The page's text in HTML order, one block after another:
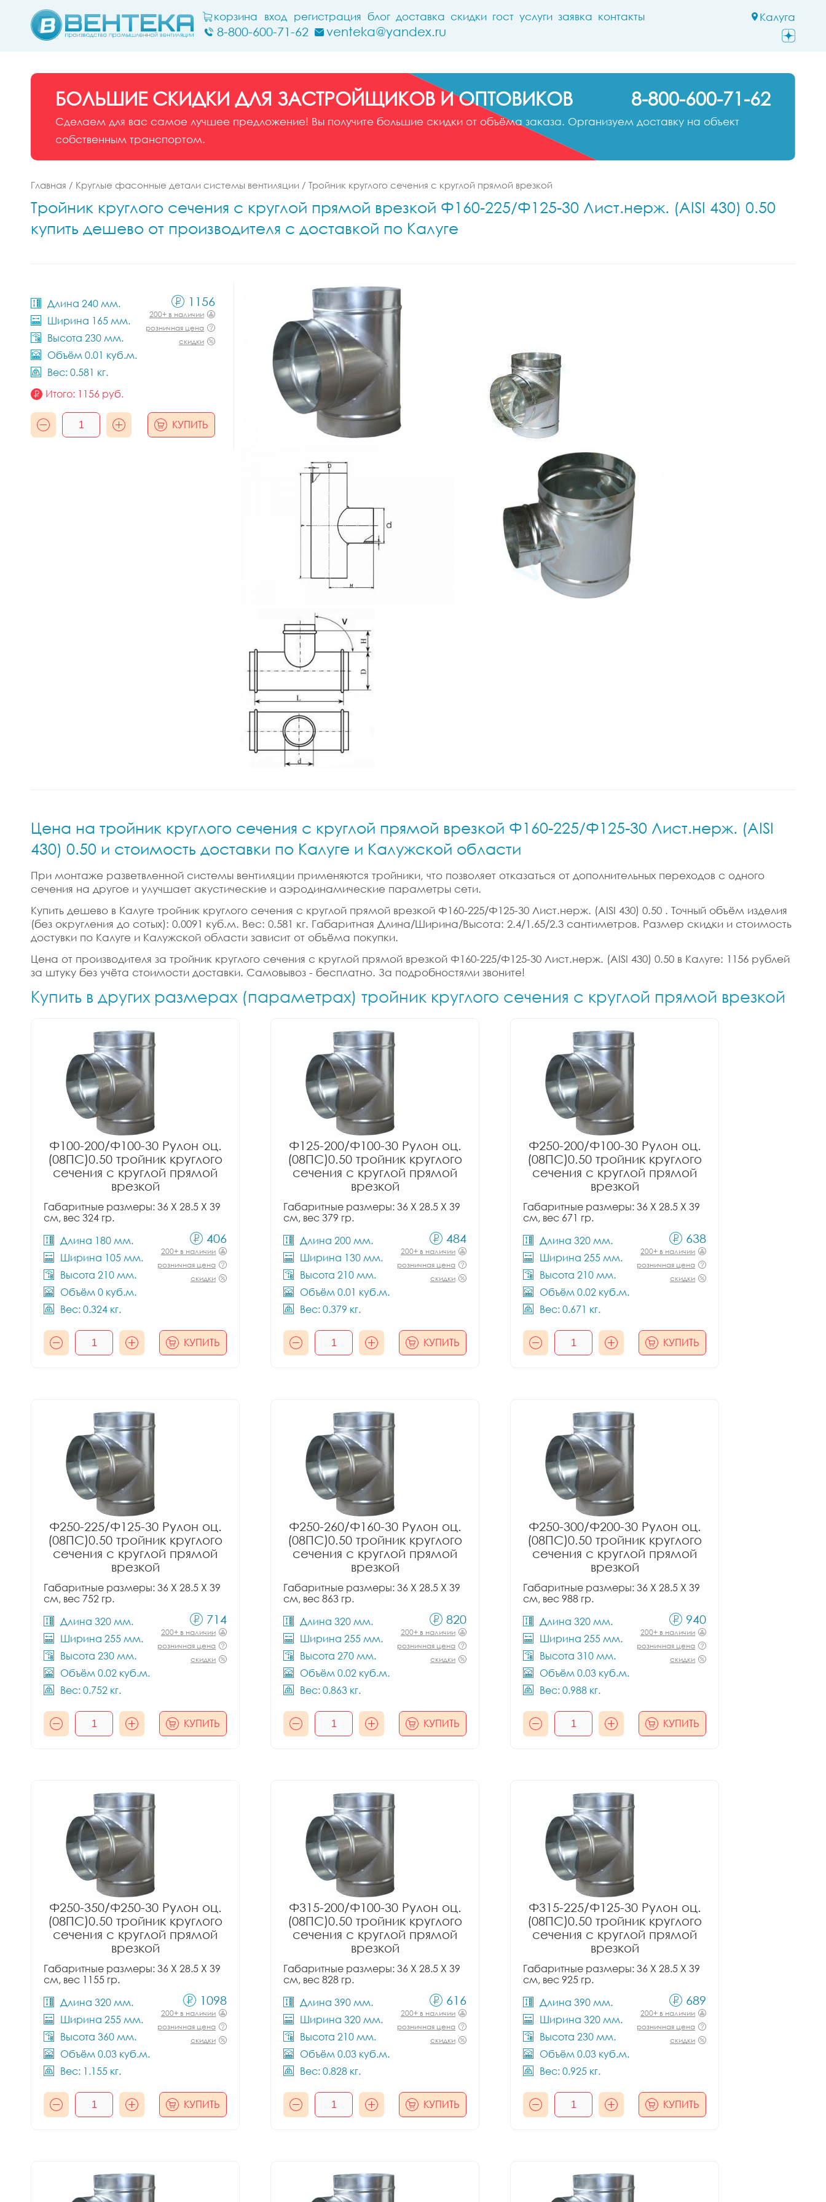
Калуга
корзина вход регистрация блог доставка скидки гост услуги заявка контакты
8-800-600-71-62 venteka@yandex.ru
БОЛЬШИЕ СКИДКИ ДЛЯ ЗАСТРОЙЩИКОВ И ОПТОВИКОВ 8-800-600-71-62
Сделаем для вас самое лучшее предложение! Вы получите большие скидки от объёма заказа. Организуем доставку на объект
собственным транспортом.
Главная / Круглые фасонные детали системы вентиляции / Тройник круглого сечения с круглой прямой врезкой
Тройник круглого сечения с круглой прямой врезкой Ф160-225/Ф125-30 Лист.нерж. (AISI 430) 0.50
купить дешево от производителя с доставкой по Калуге
Длина 240 мм.
Ширина 165 мм.
Высота 230 мм.
Объём 0.01 куб.м.
Вес: 0.581 кг.
1156
200+ в наличии
розничная цена
скидки
Итого: 1156 руб.
КУПИТЬ
Цена на тройник круглого сечения с круглой прямой врезкой Ф160-225/Ф125-30 Лист.нерж. (AISI
430) 0.50 и стоимость доставки по Калуге и Калужской области
При монтаже разветвленной системы вентиляции применяются тройники, что позволяет отказаться от дополнительных переходов с одного
сечения на другое и улучшает акустические и аэродинамические параметры сети.
Купить дешево в Калуге тройник круглого сечения с круглой прямой врезкой Ф160-225/Ф125-30 Лист.нерж. (AISI 430) 0.50 . Точный объём изделия
(без округления до сотых): 0.0091 куб.м. Вес: 0.581 кг. Габаритная Длина/Ширина/Высота: 2.4/1.65/2.3 сантиметров. Размер скидки и стоимость
достувки по Калуге и Калужской области зависит от объёма покупки.
Цена от производителя за тройник круглого сечения с круглой прямой врезкой Ф160-225/Ф125-30 Лист.нерж. (AISI 430) 0.50 в Калуге: 1156 рублей
за штуку без учёта стоимости доставки. Самовывоз - бесплатно. За подробностями звоните!
Купить в других размерах (параметрах) тройник круглого сечения с круглой прямой врезкой
Ф100-200/Ф100-30 Рулон оц.
(08ПС)0.50 тройник круглого
сечения с круглой прямой
врезкой
Габаритные размеры: 36 X 28.5 X 39
см, вес 324 гр.
Длина 180 мм.
Ширина 105 мм.
Высота 210 мм.
Объём 0 куб.м.
Вес: 0.324 кг.
406
200+ в наличии
розничная цена
скидки
КУПИТЬ
Ф125-200/Ф100-30 Рулон оц.
(08ПС)0.50 тройник круглого
сечения с круглой прямой
врезкой
Габаритные размеры: 36 X 28.5 X 39
см, вес 379 гр.
Длина 200 мм.
Ширина 130 мм.
Высота 210 мм.
Объём 0.01 куб.м.
Вес: 0.379 кг.
484
200+ в наличии
розничная цена
скидки
КУПИТЬ
Ф250-200/Ф100-30 Рулон оц.
(08ПС)0.50 тройник круглого
сечения с круглой прямой
врезкой
Габаритные размеры: 36 X 28.5 X 39
см, вес 671 гр.
Длина 320 мм.
Ширина 255 мм.
Высота 210 мм.
Объём 0.02 куб.м.
Вес: 0.671 кг.
638
200+ в наличии
розничная цена
скидки
КУПИТЬ
Ф250-225/Ф125-30 Рулон оц.
(08ПС)0.50 тройник круглого
сечения с круглой прямой
врезкой
Габаритные размеры: 36 X 28.5 X 39
см, вес 752 гр.
Длина 320 мм.
Ширина 255 мм.
Высота 230 мм.
Объём 0.02 куб.м.
Вес: 0.752 кг.
714
200+ в наличии
розничная цена
скидки
КУПИТЬ
Ф250-260/Ф160-30 Рулон оц.
(08ПС)0.50 тройник круглого
сечения с круглой прямой
врезкой
Габаритные размеры: 36 X 28.5 X 39
см, вес 863 гр.
Длина 320 мм.
Ширина 255 мм.
Высота 270 мм.
Объём 0.02 куб.м.
Вес: 0.863 кг.
820
200+ в наличии
розничная цена
скидки
КУПИТЬ
Ф250-300/Ф200-30 Рулон оц.
(08ПС)0.50 тройник круглого
сечения с круглой прямой
врезкой
Габаритные размеры: 36 X 28.5 X 39
см, вес 988 гр.
Длина 320 мм.
Ширина 255 мм.
Высота 310 мм.
Объём 0.03 куб.м.
Вес: 0.988 кг.
940
200+ в наличии
розничная цена
скидки
КУПИТЬ
Ф250-350/Ф250-30 Рулон оц.
(08ПС)0.50 тройник круглого
сечения с круглой прямой
врезкой
Габаритные размеры: 36 X 28.5 X 39
см, вес 1155 гр.
Длина 320 мм.
Ширина 255 мм.
Высота 360 мм.
Объём 0.03 куб.м.
Вес: 1.155 кг.
1098
200+ в наличии
розничная цена
скидки
КУПИТЬ
Ф315-200/Ф100-30 Рулон оц.
(08ПС)0.50 тройник круглого
сечения с круглой прямой
врезкой
Габаритные размеры: 36 X 28.5 X 39
см, вес 828 гр.
Длина 390 мм.
Ширина 320 мм.
Высота 210 мм.
Объём 0.03 куб.м.
Вес: 0.828 кг.
616
200+ в наличии
розничная цена
скидки
КУПИТЬ
Ф315-225/Ф125-30 Рулон оц.
(08ПС)0.50 тройник круглого
сечения с круглой прямой
врезкой
Габаритные размеры: 36 X 28.5 X 39
см, вес 925 гр.
Длина 390 мм.
Ширина 320 мм.
Высота 230 мм.
Объём 0.03 куб.м.
Вес: 0.925 кг.
689
200+ в наличии
розничная цена
скидки
КУПИТЬ